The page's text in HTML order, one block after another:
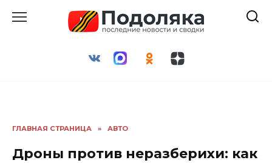
ГЛАВНАЯ СТРАНИЦА » АВТО
Дроны против неразберихи: как